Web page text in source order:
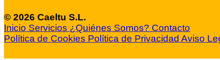
© 2026 Caeltu S.L.
Inicio Servicios ¿Quiénes Somos? Contacto
Política de Cookies Política de Privacidad Aviso